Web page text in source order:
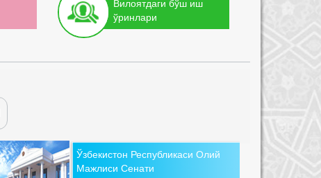
Вилоятдаги бўш иш
ўринлари
Ўзбекистон Республикаси Олий
Мажлиси Сенати